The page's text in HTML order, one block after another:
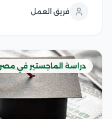
القبول، والوثائق
فريق العمل
دراسة الماجستير في مصر